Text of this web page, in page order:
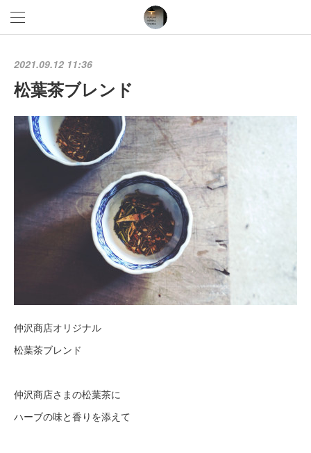
2021.09.12 11:36
松葉茶ブレンド
仲沢商店オリジナル
松葉茶ブレンド
仲沢商店さまの松葉茶に
ハーブの味と香りを添えて